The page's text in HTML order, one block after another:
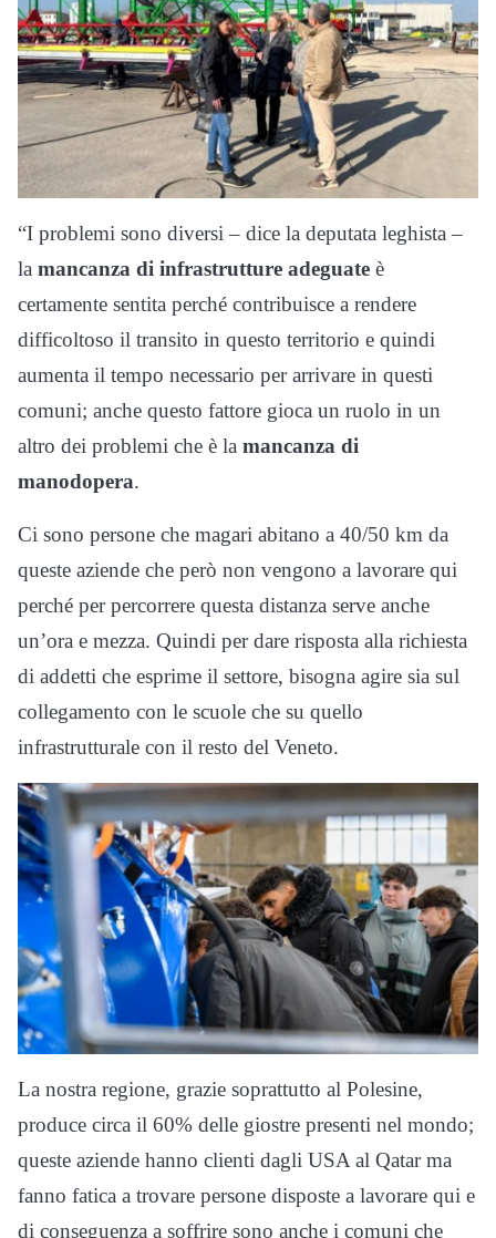
“I problemi sono diversi – dice la deputata leghista –
la mancanza di infrastrutture adeguate è
certamente sentita perché contribuisce a rendere
difficoltoso il transito in questo territorio e quindi
aumenta il tempo necessario per arrivare in questi
comuni; anche questo fattore gioca un ruolo in un
altro dei problemi che è la mancanza di
manodopera.
Ci sono persone che magari abitano a 40/50 km da
queste aziende che però non vengono a lavorare qui
perché per percorrere questa distanza serve anche
un’ora e mezza. Quindi per dare risposta alla richiesta
di addetti che esprime il settore, bisogna agire sia sul
collegamento con le scuole che su quello
infrastrutturale con il resto del Veneto.
La nostra regione, grazie soprattutto al Polesine,
produce circa il 60% delle giostre presenti nel mondo;
queste aziende hanno clienti dagli USA al Qatar ma
fanno fatica a trovare persone disposte a lavorare qui e
di conseguenza a soffrire sono anche i comuni che